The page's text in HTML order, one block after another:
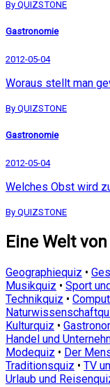
By QUIZSTONE
Gastronomie
2012-05-04
Woraus stellt man
By QUIZSTONE
Gastronomie
2012-05-04
Welches Obst wird
By QUIZSTONE
Eine Welt
Geographiequiz •
Musikquiz • Sport
Technikquiz •
Kulturquiz •
Handel und
Modequiz • Der
Traditionsquiz • TV
Urlaub und